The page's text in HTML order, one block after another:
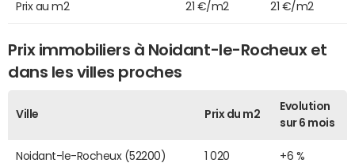
Prix au m2 21 €/m2 21 €/m2
Prix immobiliers à Noidant-le-Rocheux et
dans les villes proches
Ville Prix du m2
Evolution
sur 6 mois
Noidant-le-Rocheux (52200)
1 020
+6 %